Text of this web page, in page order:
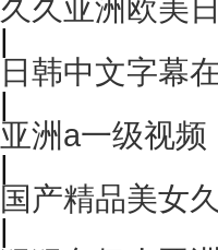
久久亚洲欧美
|
日韩中文字幕
|
亚洲a一级视频
|
国产精品美女
|